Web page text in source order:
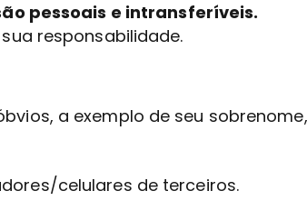
pessoais e intransferíveis.
responsabilidade.
a exemplo de seu
celulares de terceiros.